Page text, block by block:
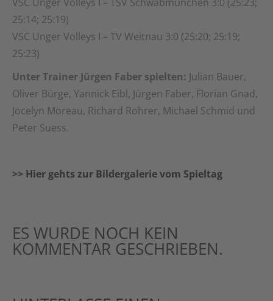
25:14; 25:19)
VSC Unger Volleys I – TV Weitnau 3:0 (25:20; 25:19;
25:23)
Unter Trainer Jürgen Faber spielten: Julian Bauer,
Oliver Bürge, Yannick Eibl, Jürgen Faber, Florian Gnad,
Jocelyn Moreau, Richard Rohrer, Michael Schmid und
Peter Suess.
>> Hier gehts zur Bildergalerie vom Spieltag
ES WURDE NOCH KEIN
KOMMENTAR GESCHRIEBEN.